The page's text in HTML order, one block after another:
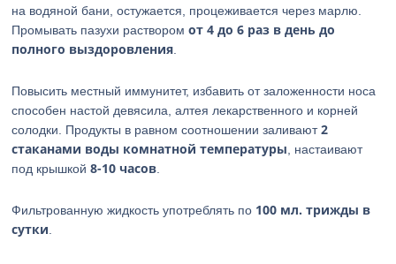
на водяной бани, остужается, процеживается через марлю.
Промывать пазухи растворомот 4 до 6 раз в день до
полного выздоровления
Повысить местный иммунитет, избавить от заложенности носа
способен настой девясила, алтея лекарственного и корней
солодки. Продукты в равном соотношении заливают2
стаканами воды комнатной температуры , настаивают
под крышкой8-10 часов
Фильтрованную жидкость употреблять по 100 мл. трижды в
сутки